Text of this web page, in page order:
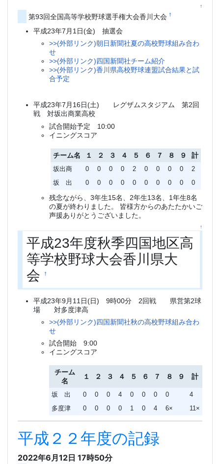
↑
第93回全国高等学校野球選手権大会香川大会†
平成23年7月1日(金) 抽選会
>>(外部リンク)朝日新聞社夏の高校野球組み合わ
せ
>>(外部リンク)四国新聞社チーム紹介
>>(外部リンク)香川県高校野球連盟試合結果と試
合予定
平成23年7月16日(土) レグザムスタジアム 第2回
戦 対坂出商業高校
試合開始予定 10:00
イニングスコア
チーム名 １ ２ ３ ４ ５ ６ ７ ８ ９ 計
坂出商 0 0 0 0 2 0 0 0 0
2
坂 出
0 0 0 0 0 0 0 0 0 0
残念ながら、3年生15名、2年生13名、1年生8名
の夏が終わりました。 皆様方からのあたたかいご
声援ありがとうございました。
↑
平成23年度秋季四国地区高
等学校野球大会香川県大
会†
平成23年9月11日(日) 9時00分 2回戦 県営第2球
場 対多度津高
>>(外部リンク)四国新聞社秋の高校野球組み合わ
せ
試合開始 9:00
イニングスコア
チーム
名
１ ２ ３ ４ ５ ６ ７ ８ ９ 計
坂 出 0 0 0 4 0 0 0 0
4
多度津
0 0 0 0 1 0 4 6× 11×
平成２２年度の記録
2022年6月12日 17時50分